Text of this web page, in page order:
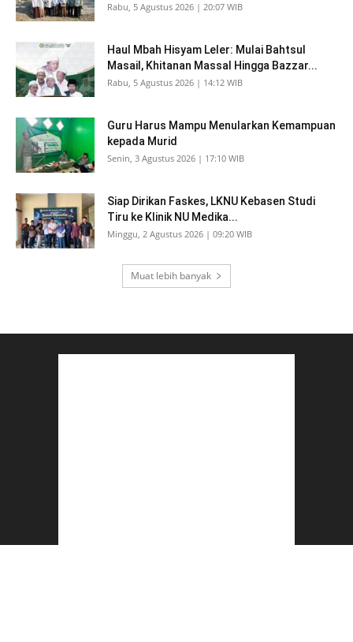
Rabu, 5 Agustus 2026 | 20:07 WIB
Haul Mbah Hisyam Leler: Mulai Bahtsul
Masail, Khitanan Massal Hingga Bazzar...
Rabu, 5 Agustus 2026 | 14:12 WIB
Guru Harus Mampu Menularkan Kemampuan
kepada Murid
Senin, 3 Agustus 2026 | 17:10 WIB
Siap Dirikan Faskes, LKNU Kebasen Studi
Tiru ke Klinik NU Medika...
Minggu, 2 Agustus 2026 | 09:20 WIB
Muat lebih banyak